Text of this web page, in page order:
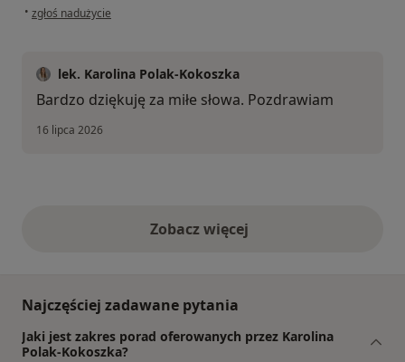
• w opinii użytkownika Monika
zgłoś nadużycie
lek. Karolina Polak-Kokoszka
Bardzo dziękuję za miłe słowa. Pozdrawiam
16 lipca 2026
Zobacz więcejopinie powyżej
Najczęściej zadawane pytania
Jaki jest zakres porad oferowanych przez Karolina
Polak-Kokoszka?